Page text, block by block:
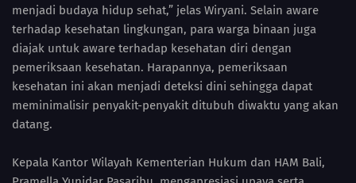
menjadi budaya hidup sehat,” jelas Wiryani. Selain aware
terhadap kesehatan lingkungan, para warga binaan juga
diajak untuk aware terhadap kesehatan diri dengan
pemeriksaan kesehatan. Harapannya, pemeriksaan
kesehatan ini akan menjadi deteksi dini sehingga dapat
meminimalisir penyakit-penyakit ditubuh diwaktu yang akan
datang.
Kepala Kantor Wilayah Kementerian Hukum dan HAM Bali,